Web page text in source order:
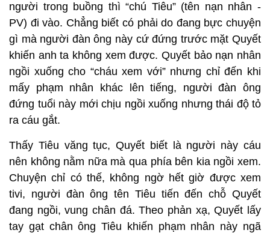
người trong buồng thì “chú Tiêu” (tên nạn nhân -
PV) đi vào. Chẳng biết có phải do đang bực chuyện
gì mà người đàn ông này cứ đứng trước mặt Quyết
khiến anh ta không xem được. Quyết bảo nạn nhân
ngồi xuống cho “cháu xem với” nhưng chỉ đến khi
mấy phạm nhân khác lên tiếng, người đàn ông
đứng tuổi này mới chịu ngồi xuống nhưng thái độ tỏ
ra cáu gắt.
Thấy Tiêu văng tục, Quyết biết là người này cáu
nên không nằm nữa mà qua phía bên kia ngồi xem.
Chuyện chỉ có thế, không ngờ hết giờ được xem
tivi, người đàn ông tên Tiêu tiến đến chỗ Quyết
đang ngồi, vung chân đá. Theo phản xạ, Quyết lấy
tay gạt chân ông Tiêu khiến phạm nhân này ngã